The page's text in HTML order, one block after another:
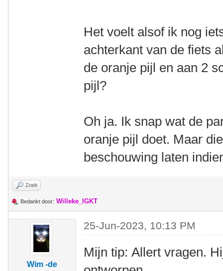
Het voelt alsof ik nog
achterkant van de fiets
de oranje pijl en aan 2
pijl?
Oh ja. Ik snap wat de
oranje pijl doet. Maar
beschouwing laten
Zoek
Bedankt door: Willeke_IGKT
Wim -de
25-Jun-2023, 10:13 PM
Mijn tip: Allert vragen.